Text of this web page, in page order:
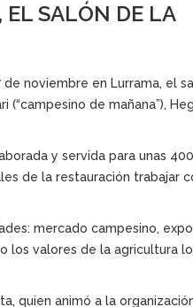
EL SALÓN DE LA
noviembre en Lurrama, el
de mañana”),
y servida para unas
de la restauración trabajar
mercado campesino,
los valores de la agricultura
quien animó a la